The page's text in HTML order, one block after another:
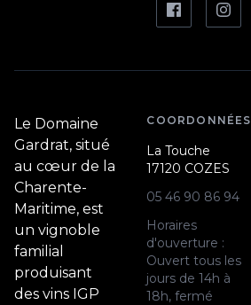
Le Domaine
Gardrat, situé
au cœur de la
Charente-
Maritime, est
un vignoble
familial
produisant
des vins IGP
COORDONNÉES
La Touche
17120 COZES
05 46 90 86 94
Horaires
d'ouverture :
Ouvert tous les
jours de 14h à
18h, fermé